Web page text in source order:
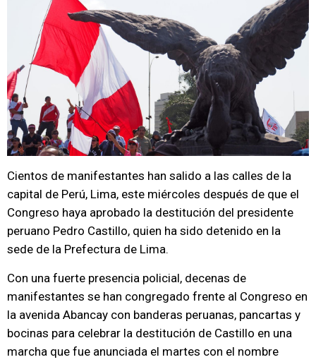
Cientos de manifestantes han salido a las calles de la
capital de Perú, Lima, este miércoles después de que el
Congreso haya aprobado la destitución del presidente
peruano Pedro Castillo, quien ha sido detenido en la
sede de la Prefectura de Lima.
Con una fuerte presencia policial, decenas de
manifestantes se han congregado frente al Congreso en
la avenida Abancay con banderas peruanas, pancartas y
bocinas para celebrar la destitución de Castillo en una
marcha que fue anunciada el martes con el nombre